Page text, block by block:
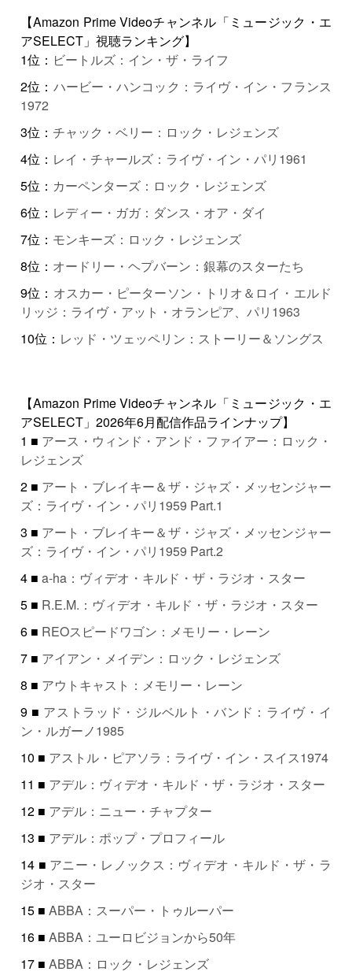
【Amazon Prime Videoチャンネル「ミュージック・エ
アSELECT」視聴ランキング】
1位： ビートルズ：イン・ザ・ライフ
2位： ハービー・ハンコック：ライヴ・イン・フランス
1972
3位： チャック・ベリー：ロック・レジェンズ
4位： レイ・チャールズ：ライヴ・イン・パリ1961
5位： カーペンターズ：ロック・レジェンズ
6位： レディー・ガガ：ダンス・オア・ダイ
7位： モンキーズ：ロック・レジェンズ
8位： オードリー・ヘプバーン：銀幕のスターたち
9位： オスカー・ピーターソン・トリオ＆ロイ・エルド
リッジ：ライヴ・アット・オランピア、パリ1963
10位： レッド・ツェッペリン：ストーリー＆ソングス
【Amazon Prime Videoチャンネル「ミュージック・エ
アSELECT」2026年6月配信作品ラインナップ】
1 ■ アース・ウィンド・アンド・ファイアー：ロック・
レジェンズ
2 ■ アート・ブレイキー＆ザ・ジャズ・メッセンジャー
ズ：ライヴ・イン・パリ1959 Part.1
3 ■ アート・ブレイキー＆ザ・ジャズ・メッセンジャー
ズ：ライヴ・イン・パリ1959 Part.2
4 ■a-ha：ヴィデオ・キルド・ザ・ラジオ・スター
5 ■ R.E.M.：ヴィデオ・キルド・ザ・ラジオ・スター
6 ■ REOスピードワゴン：メモリー・レーン
7 ■ アイアン・メイデン：ロック・レジェンズ
8 ■ アウトキャスト：メモリー・レーン
9 ■ アストラッド・ジルベルト・バンド：ライヴ・イ
ン・ルガーノ1985
10 ■ アストル・ピアソラ：ライヴ・イン・スイス1974
11 ■ アデル：ヴィデオ・キルド・ザ・ラジオ・スター
12 ■ アデル：ニュー・チャプター
13 ■ アデル：ポップ・プロフィール
14 ■ アニー・レノックス：ヴィデオ・キルド・ザ・ラ
ジオ・スター
15 ■ABBA：スーパー・トゥルーパー
16 ■ABBA：ユーロビジョンから50年
17 ■ABBA：ロック・レジェンズ